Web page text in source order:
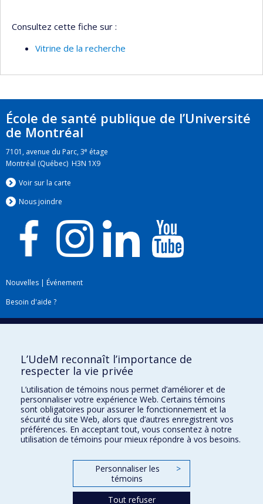
Consultez cette fiche sur :
Vitrine de la recherche
École de santé publique de l’Université
de Montréal
7101, avenue du Parc, 3e étage
Montréal (Québec) H3N 1X9
Voir sur la carte
Nous joindre
Nouvelles | Événement
Besoin d'aide ?
Plan du site|Accessibilité
Téléchargez les logos de l'ESPUM
L’UdeM reconnaît l’importance de
respecter la vie privée
L’utilisation de témoins nous permet d’améliorer et de
personnaliser votre expérience Web. Certains témoins
sont obligatoires pour assurer le fonctionnement et la
sécurité du site Web, alors que d’autres enregistrent vos
préférences. En acceptant tout, vous consentez à notre
utilisation de témoins pour mieux répondre à vos besoins.
Personnaliser les
témoins
>
Tout refuser